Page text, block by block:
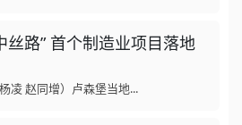
丝路” 首个制造业项目落地
赵同增）卢森堡当地...